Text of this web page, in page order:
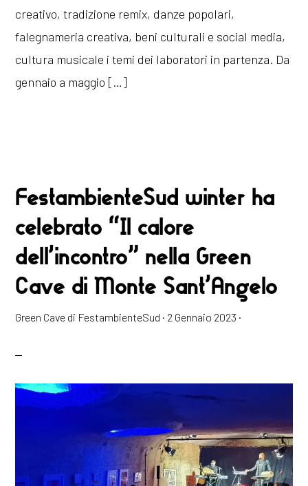
creativo, tradizione remix, danze popolari,
falegnameria creativa, beni culturali e social media,
cultura musicale i temi dei laboratori in partenza. Da
gennaio a maggio […]
FestambienteSud winter ha
celebrato “Il calore
dell’incontro” nella Green
Cave di Monte Sant’Angelo
Green Cave di FestambienteSud · 2 Gennaio 2023 ·